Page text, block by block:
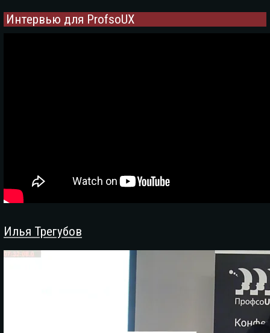
Интервью для ProfsoUX
Илья Трегубов